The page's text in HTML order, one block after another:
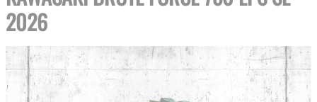
2026
Skip
to
the